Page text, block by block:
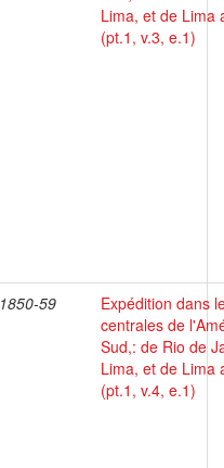
Lima, et de Lima
(pt.1, v.3, e.1)
1850-59
Expédition dans
centrales de
Sud,: de Rio de
Lima, et de Lima
(pt.1, v.4, e.1)